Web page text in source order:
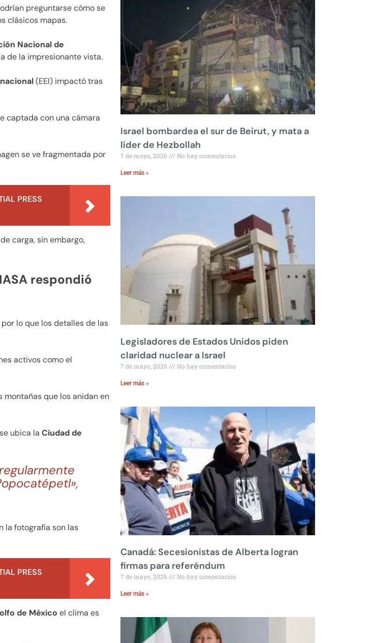
preguntarse cómo se
clásicos mapas.
Nacional de
de la impresionante vista.
(EEI) impactó tras
captada con una cámara
se ve fragmentada por
PRESS
carga, sin embargo,
respondió
por lo que los detalles de las
activos como el
que los anidan en
ubica la Ciudad de
la fotografía son las
PRESS
de México el clima es
Israel bombardea el sur de Beirut, y mata a
líder de Hezbollah
7 de mayo, 2026 No hay comentarios
Leer más »
Legisladores de Estados Unidos piden
claridad nuclear a Israel
7 de mayo, 2026 No hay comentarios
Leer más »
Canadá: Secesionistas de Alberta logran
firmas para referéndum
7 de mayo, 2026 No hay comentarios
Leer más »